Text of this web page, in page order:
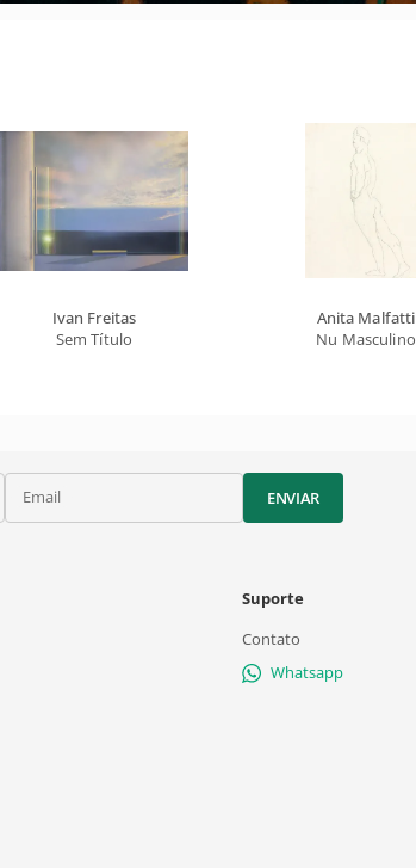
Ivan Freitas
Sem Título
Anita Malfatti
Nu Masculino
Email ENVIAR
Suporte
Contato
Whatsapp